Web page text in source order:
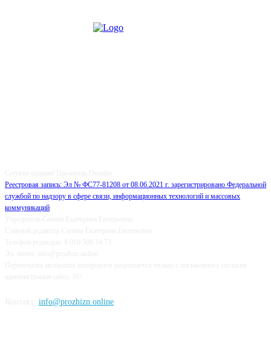
Реестровая запись: Эл № ФС77-81208 от 08.06.2021 г. зарегистрировано Федеральной
службой по надзору в сфере связи, информационных технологий и массовых
коммуникаций
info@prozhizn.online